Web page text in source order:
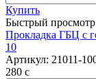
Купить
Быстрый просмотр
Прокладка ГБЦ с
10
Артикул: 21011-
280 c